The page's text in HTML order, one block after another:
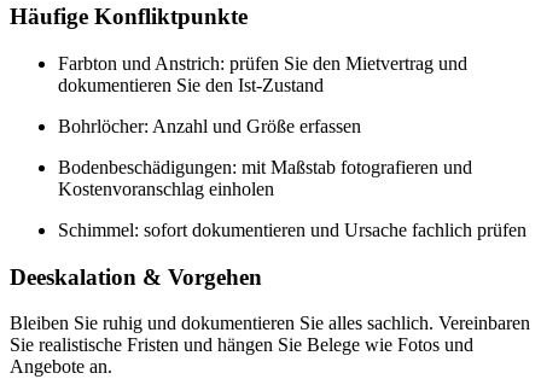
Häufige Konfliktpunkte
Farbton und Anstrich: prüfen Sie den Mietvertrag und
dokumentieren Sie den Ist-Zustand
Bohrlöcher: Anzahl und Größe erfassen
Bodenbeschädigungen: mit Maßstab fotografieren und
Kostenvoranschlag einholen
Schimmel: sofort dokumentieren und Ursache fachlich prüfen
Deeskalation & Vorgehen
Bleiben Sie ruhig und dokumentieren Sie alles sachlich. Vereinbaren
Sie realistische Fristen und hängen Sie Belege wie Fotos und
Angebote an.